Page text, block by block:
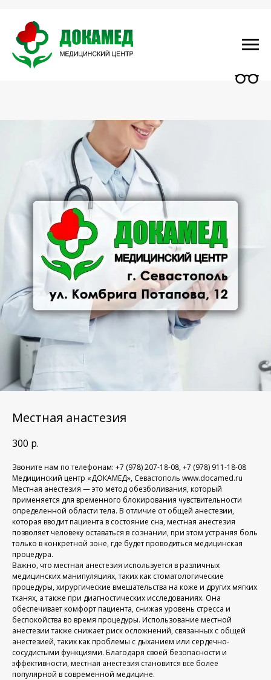
Местная анастезия
300 р.
Звоните нам по телефонам: +7 (978) 207-18-08, +7 (978) 911-18-08
Медицинский центр «ДОКАМЕД», Севастополь www.docamed.ru
Местная анестезия — это метод обезболивания, который
применяется для временного блокирования чувствительности
определенной области тела. В отличие от общей анестезии,
которая вводит пациента в состояние сна, местная анестезия
позволяет человеку оставаться в сознании, при этом устраняя боль
только в конкретной зоне, где будет проводиться медицинская
процедура.
Важно, что местная анестезия используется в различных
медицинских манипуляциях, таких как стоматологические
процедуры, хирургические вмешательства на коже и других мягких
тканях, а также при диагностических исследованиях. Она
обеспечивает комфорт пациента, снижая уровень стресса и
беспокойства во время процедуры. Использование местной
анестезии также снижает риск осложнений, связанных с общей
анестезией, таких как проблемы с дыханием или сердечно-
сосудистыми функциями. Благодаря своей безопасности и
эффективности, местная анестезия становится все более
популярной в современной медицине.